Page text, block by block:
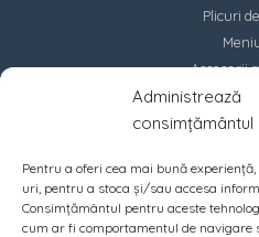
Administrează
consimțământul
Pentru a oferi cea mai bună
uri, pentru a stoca și/sau accesa
Consimțământul pentru aceste
cum ar fi comportamentul de navigare
Plicuri
Accesorii